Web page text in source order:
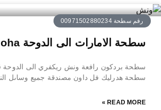
رقم سطحة 00971502880234
سطحة الامارات الى الدوحة UAE Flatbed to Doha
سطحة بردكون رافعة ونش ريكفري الى الدوحة
سطحة هدرليك فل داون مصندقة جميع وساىل
READ MORE »